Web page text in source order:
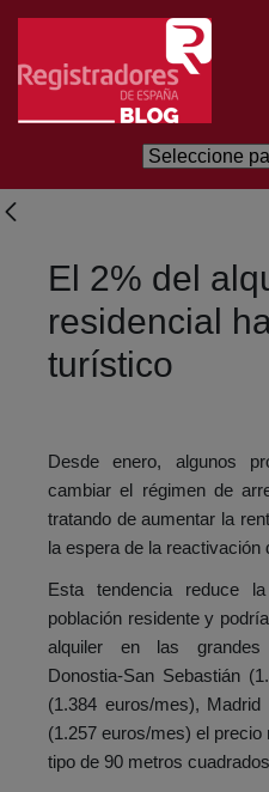
Skip to Main Content
El 2% del
residencial
turístico
Desde enero, algunos
cambiar el régimen de
tratando de aumentar la
la espera de la
Esta tendencia reduce
población residente y
alquiler en las grandes
Donostia-San Sebastián
(1.384 euros/mes),
(1.257 euros/mes) el
tipo de 90 metros